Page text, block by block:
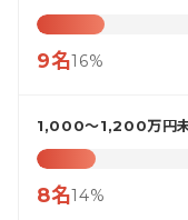
9名16%
1,000〜1,200万円
8名14%